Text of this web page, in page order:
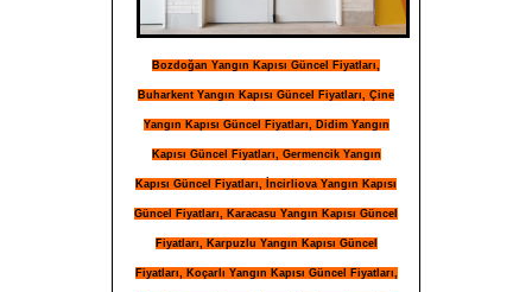
Bozdoğan Yangın Kapısı Güncel Fiyatları,
Buharkent Yangın Kapısı Güncel Fiyatları, Çine
Yangın Kapısı Güncel Fiyatları, Didim Yangın
Kapısı Güncel Fiyatları, Germencik Yangın
Kapısı Güncel Fiyatları, İncirliova Yangın Kapısı
Güncel Fiyatları, Karacasu Yangın Kapısı Güncel
Fiyatları, Karpuzlu Yangın Kapısı Güncel
Fiyatları, Koçarlı Yangın Kapısı Güncel Fiyatları,